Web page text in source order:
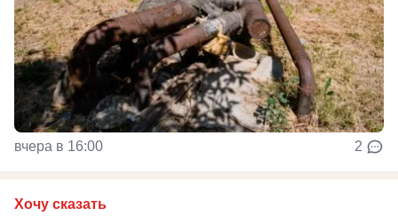
вчера в 16:00 2
Хочу сказать